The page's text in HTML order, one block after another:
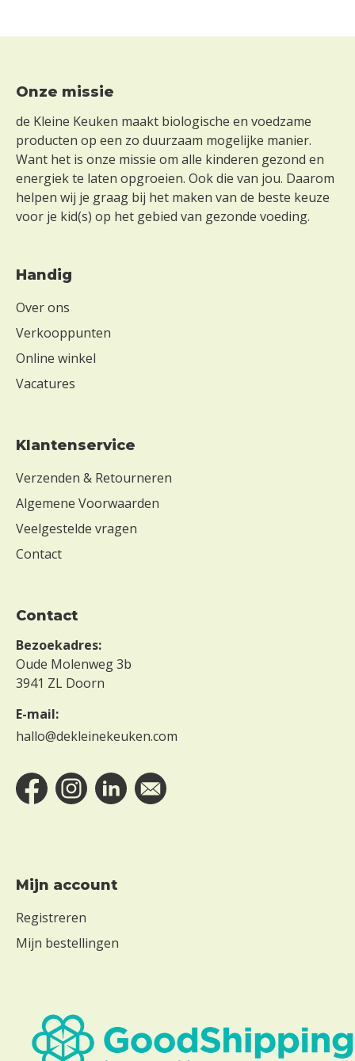
Footer
Onze missie
de Kleine Keuken maakt biologische en voedzame
producten op een zo duurzaam mogelijke manier.
Want het is onze missie om alle kinderen gezond en
energiek te laten opgroeien. Ook die van jou. Daarom
helpen wij je graag bij het maken van de beste keuze
voor je kid(s) op het gebied van gezonde voeding.
Handig
Over ons
Verkooppunten
Online winkel
Vacatures
Klantenservice
Verzenden & Retourneren
Algemene Voorwaarden
Veelgestelde vragen
Contact
Contact
Bezoekadres:
Oude Molenweg 3b
3941 ZL Doorn
E-mail:
hallo@dekleinekeuken.com
Mijn account
Registreren
Mijn bestellingen